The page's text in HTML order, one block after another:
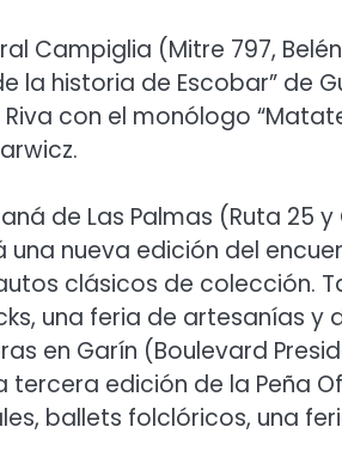
Campiglia (Mitre 797,
la historia de Escobar” de
con el monólogo
de Las Palmas (Ruta 25
una nueva edición del
clásicos de colección.
una feria de artesanías y
en Garín (Boulevard
edición de la Peña
ballets folclóricos, una